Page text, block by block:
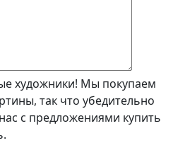
художники! Мы покупаем
так что убедительно
с предложениями купить